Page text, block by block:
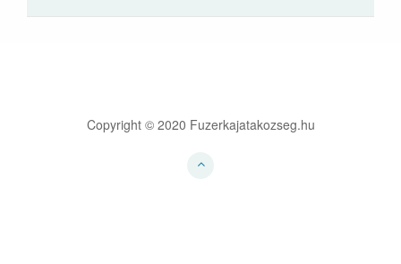
Copyright © 2020 Fuzerkajatakozseg.hu